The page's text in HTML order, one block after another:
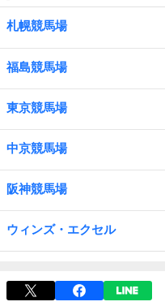
札幌競馬場
福島競馬場
東京競馬場
中京競馬場
阪神競馬場
ウィンズ・エクセル